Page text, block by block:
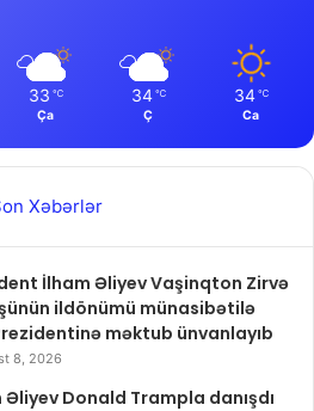
33 ℃
Ça
34 ℃
Ç
34 ℃
Ca
Xəbərlər
İlham Əliyev Vaşinqton Zirvə
ildönümü münasibətilə
məktub ünvanlayıb
8, 2026
Əliyev Donald Trampla danışdı